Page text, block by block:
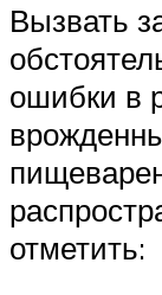
Вызвать
ошибки в
отметить: